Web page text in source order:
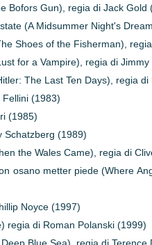
Bofors Gun), regia di Jack Gold
(A Midsummer Night's
Shoes of the Fisherman),
for a Vampire), regia di
The Last Ten Days), regia
(1983)
(1985)
Schatzberg (1989)
the Wales Came), regia di
osano metter piede (Where
Noyce (1997)
regia di Roman Polanski (1999)